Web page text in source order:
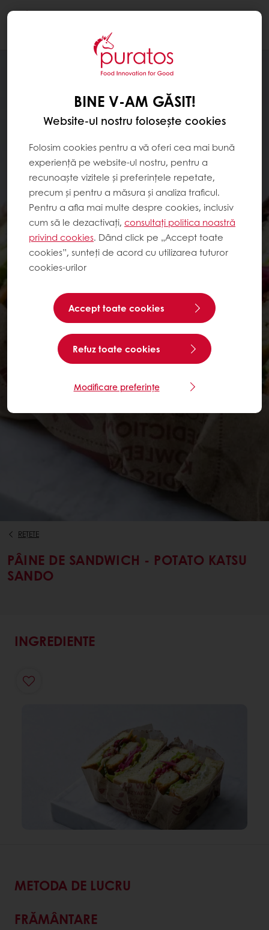
REȚETE
PÂINE DE SANDWICH - POTATO KATSU
SANDO
INGREDIENTE
METODA DE LUCRU
FRĂMÂNTARE
BINE V-AM GĂSIT!
Website-ul nostru folosește cookies
Folosim cookies pentru a vă oferi cea mai bună
experiență pe website-ul nostru, pentru a
recunoaște vizitele și preferințele repetate,
precum și pentru a măsura și analiza traficul.
Pentru a afla mai multe despre cookies, inclusiv
cum să le dezactivați, consultați politica noastră
privind cookies. Dând click pe „Accept toate
cookies”, sunteți de acord cu utilizarea tuturor
cookies-urilor
Accept toate cookies
Refuz toate cookies
Modificare preferințe